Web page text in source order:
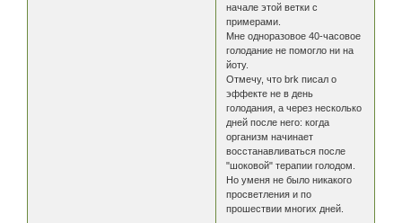
начале этой ветки с
примерами.
Мне одноразовое 40-часовое
голодание не помогло ни на
йоту.
Отмечу, что brk писал о
эффекте не в день
голодания, а через несколько
дней после него: когда
организм начинает
восстанавливаться после
"шоковой" терапии голодом.
Но уменя не было никакого
просветления и по
прошествии многих дней.